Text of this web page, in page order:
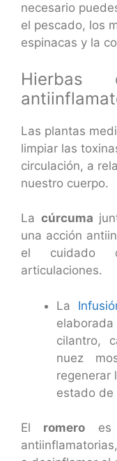
necesario
el pescado, los
espinacas y la
Hierbas
Las plantas
limpiar las
circulación, a
nuestro cuerpo.
La cúrcuma
una acción
el cuidado
articulaciones.
La
cilantro,
nuez
regenerar
estado de
El romero es